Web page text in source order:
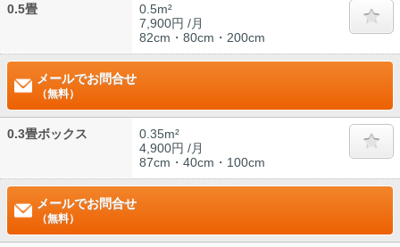
0.5畳
0.5m²
7,900円 /月
82cm・80cm・200cm
メールでお問合せ
（無料）
0.3畳ボックス
0.35m²
4,900円 /月
87cm・40cm・100cm
メールでお問合せ
（無料）